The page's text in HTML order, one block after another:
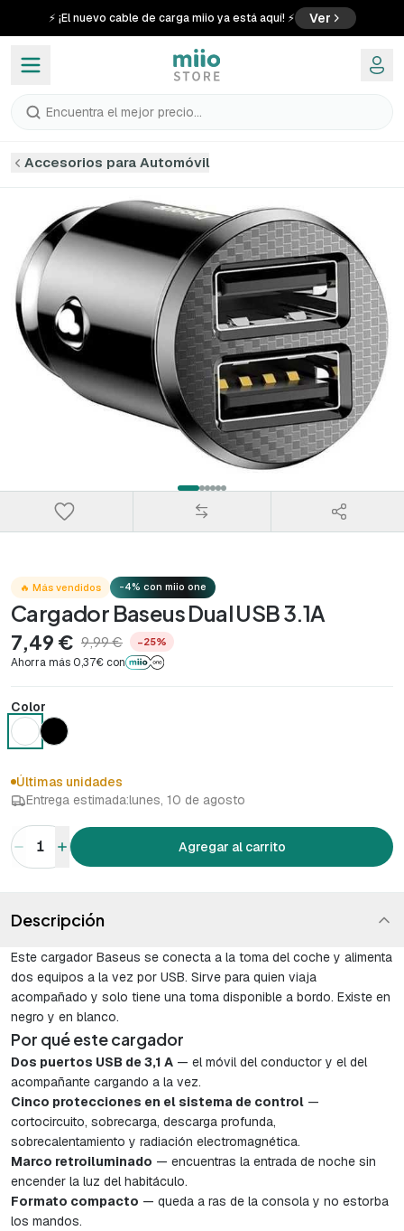
⚡ ¡El nuevo cable de carga miio ya está aquí! ⚡ Ver
Encuentra el mejor precio...
Accesorios para Automóvil
🔥 Más vendidos -4% con miio one
Cargador Baseus Dual USB 3.1A
7,49 € 9,99 € −25%
Ahorra más 0,37€ con
Color
Últimas unidades
Entrega estimada:lunes, 10 de agosto
1 Agregar al carrito
Descripción
Este cargador Baseus se conecta a la toma del coche y alimenta
dos equipos a la vez por USB. Sirve para quien viaja
acompañado y solo tiene una toma disponible a bordo. Existe en
negro y en blanco.
Por qué este cargador
Dos puertos USB de 3,1 A — el móvil del conductor y el del
acompañante cargando a la vez.
Cinco protecciones en el sistema de control —
cortocircuito, sobrecarga, descarga profunda,
sobrecalentamiento y radiación electromagnética.
Marco retroiluminado — encuentras la entrada de noche sin
encender la luz del habitáculo.
Formato compacto — queda a ras de la consola y no estorba
los mandos.